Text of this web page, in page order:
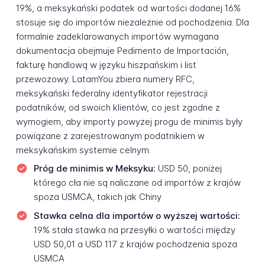
19%, a meksykański podatek od wartości dodanej 16%
stosuje się do importów niezależnie od pochodzenia. Dla
formalnie zadeklarowanych importów wymagana
dokumentacja obejmuje Pedimento de Importación,
fakturę handlową w języku hiszpańskim i list
przewozowy. LatamYou zbiera numery RFC,
meksykański federalny identyfikator rejestracji
podatników, od swoich klientów, co jest zgodne z
wymogiem, aby importy powyżej progu de minimis były
powiązane z zarejestrowanym podatnikiem w
meksykańskim systemie celnym.
Próg de minimis w Meksyku: USD 50, poniżej
którego cła nie są naliczane od importów z krajów
spoza USMCA, takich jak Chiny
Stawka celna dla importów o wyższej wartości:
19% stała stawka na przesyłki o wartości między
USD 50,01 a USD 117 z krajów pochodzenia spoza
USMCA